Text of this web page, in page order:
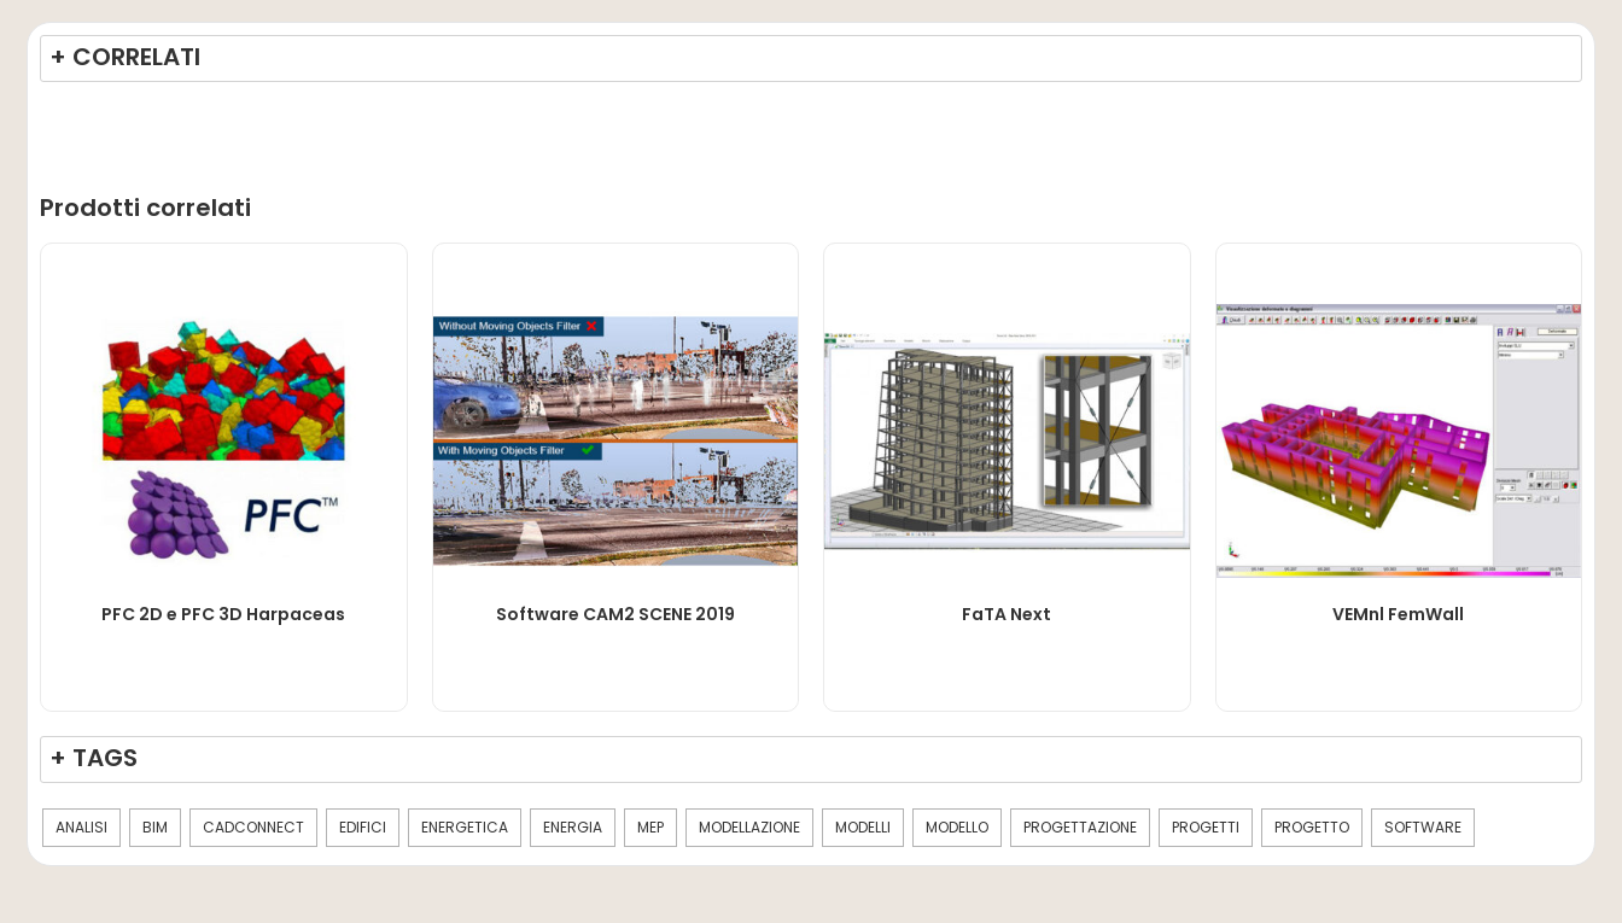
+ CORRELATI
Prodotti correlati
PFC 2D e PFC 3D Harpaceas Software CAM2 SCENE 2019 FaTA Next VEMnl FemWall
+ TAGS
ANALISI BIM CADCONNECT EDIFICI ENERGETICA ENERGIA MEP MODELLAZIONE MODELLI MODELLO PROGETTAZIONE PROGETTI PROGETTO SOFTWARE